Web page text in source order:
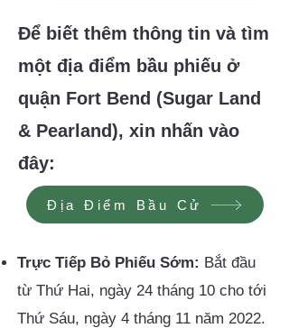
Để biết thêm thông tin và tìm
một địa điểm bầu phiếu ở
quận Fort Bend (Sugar Land
& Pearland), xin nhấn vào
đây:
Địa Điểm Bầu Cử
Trực Tiếp Bỏ Phiếu Sớm: Bắt đầu
từ Thứ Hai, ngày 24 tháng 10 cho tới
Thứ Sáu, ngày 4 tháng 11 năm 2022.